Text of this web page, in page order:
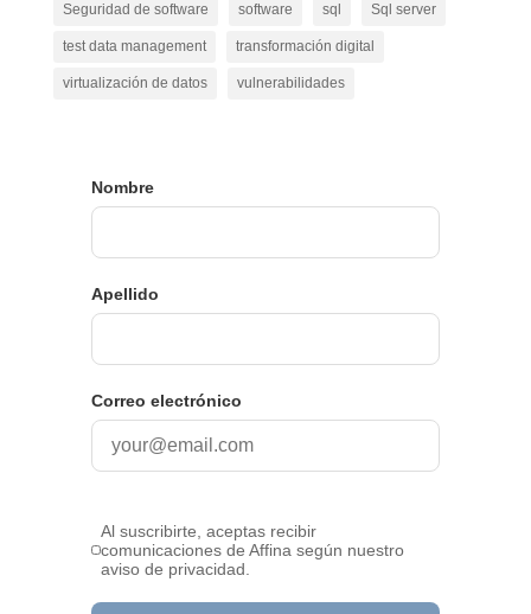
Seguridad de software software sql Sql server
test data management transformación digital
virtualización de datos vulnerabilidades